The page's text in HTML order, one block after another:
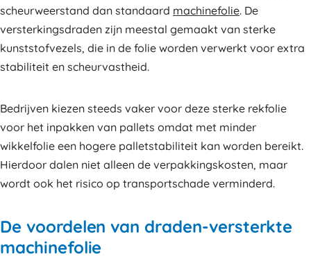
scheurweerstand dan standaard machinefolie. De
versterkingsdraden zijn meestal gemaakt van sterke
kunststofvezels, die in de folie worden verwerkt voor extra
stabiliteit en scheurvastheid.
Bedrijven kiezen steeds vaker voor deze sterke rekfolie
voor het inpakken van pallets omdat met minder
wikkelfolie een hogere palletstabiliteit kan worden bereikt.
Hierdoor dalen niet alleen de verpakkingskosten, maar
wordt ook het risico op transportschade verminderd.
De voordelen van draden-versterkte
machinefolie